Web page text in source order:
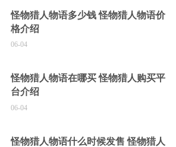
怪物猎人物语多少钱 怪物猎人物语价
格介绍
06-04
怪物猎人物语在哪买 怪物猎人购买平
台介绍
06-04
怪物猎人物语什么时候发售 怪物猎人